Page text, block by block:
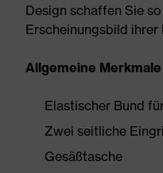
Design schaffen Sie
Erscheinungsbild
Allgemeine Merkmale
Elastischer Bund
Zwei seitliche
Gesäßtasche